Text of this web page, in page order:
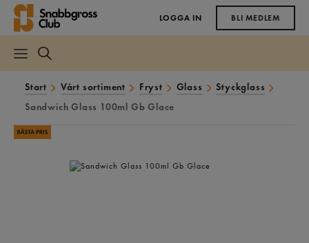
LOGGA IN BLI MEDLEM
Start Vårt sortiment Fryst Glass
Styckglass
Sandwich Glass 100ml Gb Glace